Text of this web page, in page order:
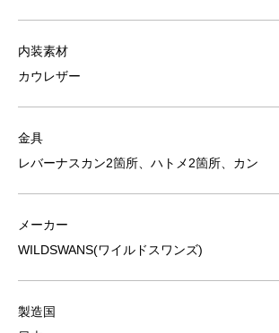
内装素材
カウレザー
金具
レバーナスカン2箇所、ハトメ2箇所、カン
メーカー
WILDSWANS(ワイルドスワンズ)
製造国